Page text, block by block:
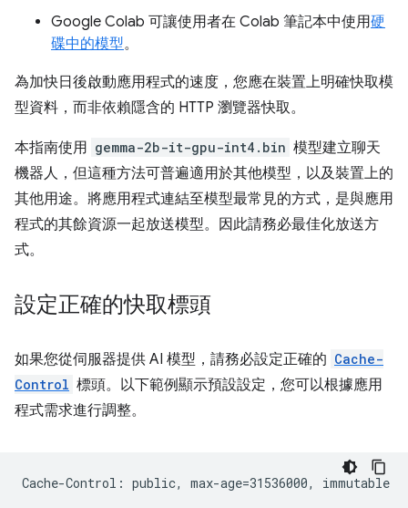
Google Colab 可讓使用者在 Colab 筆記本中使用硬
碟中的模型。
為加快日後啟動應用程式的速度，您應在裝置上明確快取模
型資料，而非依賴隱含的 HTTP 瀏覽器快取。
本指南使用 gemma-2b-it-gpu-int4.bin 模型建立聊天
機器人，但這種方法可普遍適用於其他模型，以及裝置上的
其他用途。將應用程式連結至模型最常見的方式，是與應用
程式的其餘資源一起放送模型。因此請務必最佳化放送方
式。
設定正確的快取標頭
如果您從伺服器提供 AI 模型，請務必設定正確的 Cache-
Control 標頭。以下範例顯示預設設定，您可以根據應用
程式需求進行調整。